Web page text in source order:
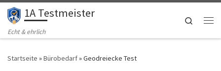
Zum Inhalt springen
1A Testmeister
Echt & ehrlich
Search
Startseite »Bürobedarf»Geodreiecke Test